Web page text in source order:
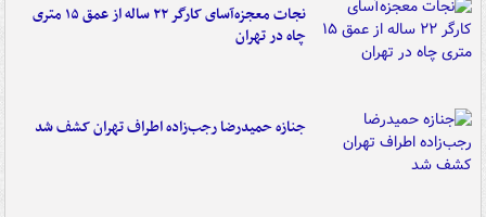
نجات معجزه‌آسای کارگر ۲۲ ساله از عمق ۱۵ متری
چاه در تهران
جنازه حمیدرضا رجب‌زاده اطراف تهران کشف شد